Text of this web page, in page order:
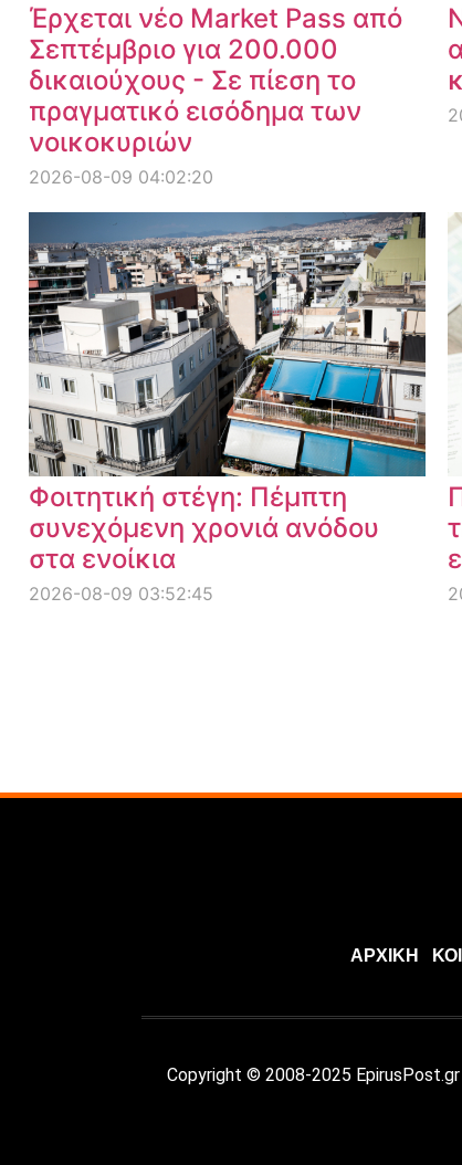
Έρχεται νέο Market Pass από
Σεπτέμβριο για 200.000
δικαιούχους - Σε πίεση το
πραγματικό εισόδημα των
νοικοκυριών
2026-08-09 04:02:20
Φοιτητική στέγη: Πέμπτη
συνεχόμενη χρονιά ανόδου
στα ενοίκια
2026-08-09 03:52:45
ΑΡΧΙΚΗ
Copyright © 2008-2025